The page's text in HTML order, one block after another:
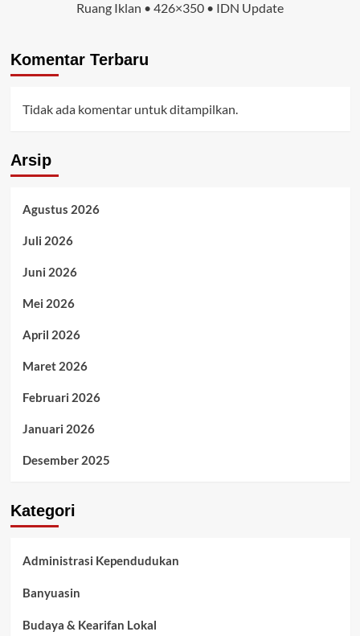
Ruang Iklan • 426×350 • IDN Update
Komentar Terbaru
Tidak ada komentar untuk ditampilkan.
Arsip
Agustus 2026
Juli 2026
Juni 2026
Mei 2026
April 2026
Maret 2026
Februari 2026
Januari 2026
Desember 2025
Kategori
Administrasi Kependudukan
Banyuasin
Budaya & Kearifan Lokal